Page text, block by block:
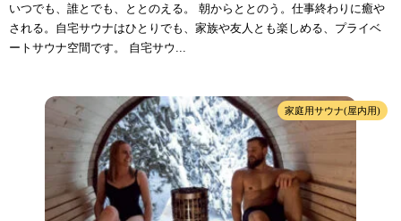
いつでも、誰とでも、ととのえる。 朝からととのう。仕事終わりに癒や
される。自宅サウナはひとりでも、家族や友人とも楽しめる、プライベ
ートサウナ空間です。 自宅サウ...
家庭用サウナ(屋内用)